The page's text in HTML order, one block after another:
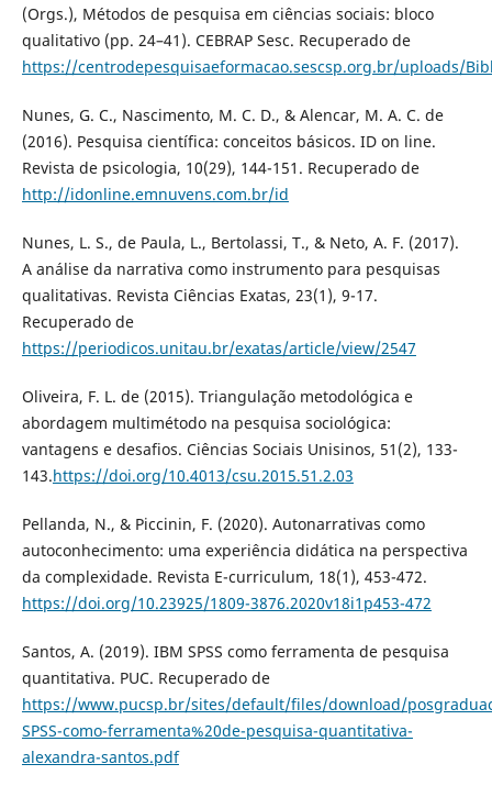
(Orgs.), Métodos de pesquisa em ciências sociais: bloco
qualitativo (pp. 24–41). CEBRAP Sesc. Recuperado de
https://centrodepesquisaeformacao.sescsp.org.br/uploads/
Nunes, G. C., Nascimento, M. C. D., & Alencar, M. A. C. de
(2016). Pesquisa científica: conceitos básicos. ID on line.
Revista de psicologia, 10(29), 144-151. Recuperado de
http://idonline.emnuvens.com.br/id
Nunes, L. S., de Paula, L., Bertolassi, T., & Neto, A. F. (2017).
A análise da narrativa como instrumento para pesquisas
qualitativas. Revista Ciências Exatas, 23(1), 9-17.
Recuperado de
https://periodicos.unitau.br/exatas/article/view/2547
Oliveira, F. L. de (2015). Triangulação metodológica e
abordagem multimétodo na pesquisa sociológica:
vantagens e desafios. Ciências Sociais Unisinos, 51(2), 133-
143.https://doi.org/10.4013/csu.2015.51.2.03
Pellanda, N., & Piccinin, F. (2020). Autonarrativas como
autoconhecimento: uma experiência didática na perspectiva
da complexidade. Revista E-curriculum, 18(1), 453-472.
https://doi.org/10.23925/1809-3876.2020v18i1p453-472
Santos, A. (2019). IBM SPSS como ferramenta de pesquisa
quantitativa. PUC. Recuperado de
https://www.pucsp.br/sites/default/files/download/
SPSS-como-ferramenta%20de-pesquisa-quantitativa-
alexandra-santos.pdf